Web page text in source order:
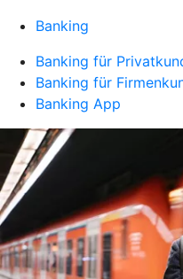
Banking
Banking für
Banking für
Banking App